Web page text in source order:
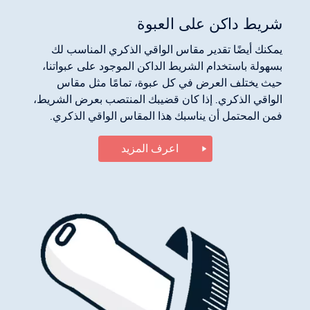
شريط داكن على العبوة
يمكنك أيضًا تقدير مقاس الواقي الذكري المناسب لك
بسهولة باستخدام الشريط الداكن الموجود على عبواتنا،
حيث يختلف العرض في كل عبوة، تمامًا مثل مقاس
الواقي الذكري. إذا كان قضيبك المنتصب بعرض الشريط،
فمن المحتمل أن يناسبك هذا المقاس الواقي الذكري.
اعرف المزيد